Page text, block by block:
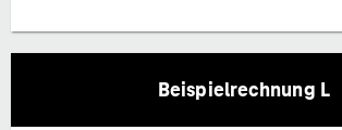
Beispielrechnung L